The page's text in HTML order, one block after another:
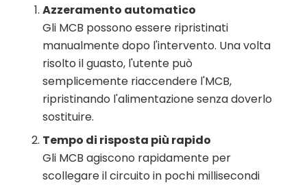
Azzeramento automatico
Gli MCB possono essere ripristinati
manualmente dopo l'intervento. Una volta
risolto il guasto, l'utente può
semplicemente riaccendere l'MCB,
ripristinando l'alimentazione senza doverlo
sostituire.
Tempo di risposta più rapido
Gli MCB agiscono rapidamente per
scollegare il circuito in pochi millisecondi